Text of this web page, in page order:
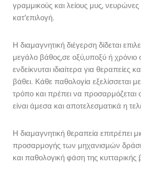
γραμμικούς και λείους μυς, νευρώνες
κατ’επιλογή.
Η διαμαγνητική διέγερση δίδεται
μεγάλο βάθος,σε οξύ,υποξύ ή χρόνιο
ενδείκνυται ιδιαίτερα για θεραπείες
βάθει. Κάθε παθολογία εξελίσσεται
τρόπο και πρέπει να προσαρμόζεται
είναι άμεσα και αποτελεσματικά η
Η διαμαγνητική θεραπεία επιτρέπει
προσαρμογής των μηχανισμών
και παθολογική φάση της κυτταρικής